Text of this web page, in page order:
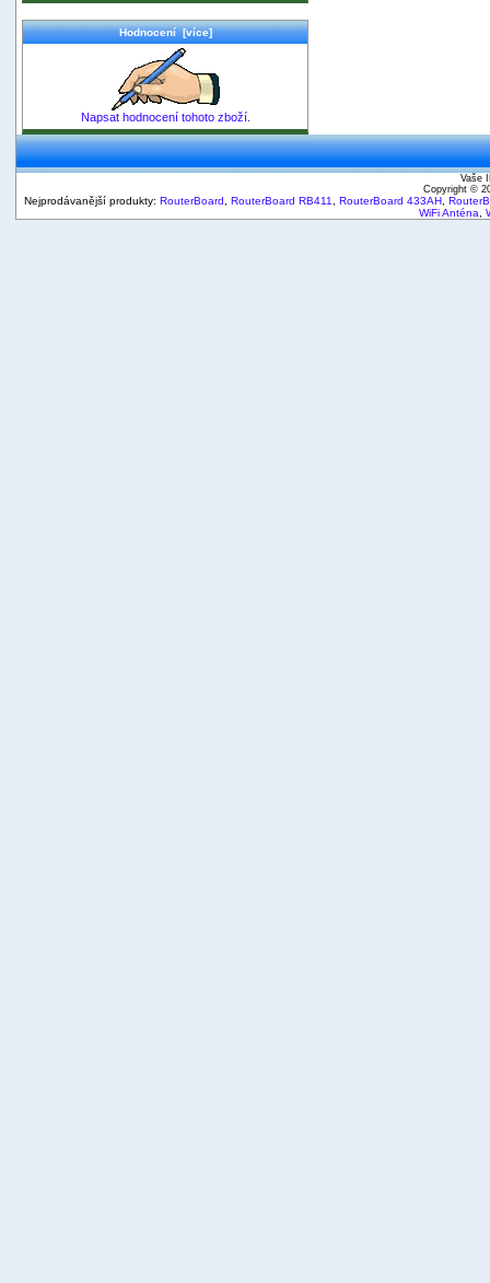
Hodnocení [více]
Napsat hodnocení tohoto zboží.
Vaše
Copyright ©
Nejprodávanější produkty: RouterBoard RouterBoard RB411 RouterBoard 433AH
WiFi Anténa